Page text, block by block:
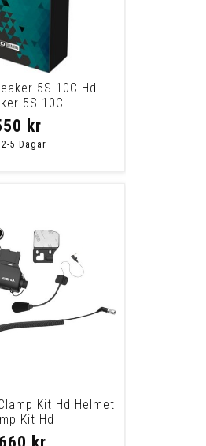
5S-10C Hd-
5S-10C
kr
Kit Hd Helmet
Kit Hd
kr